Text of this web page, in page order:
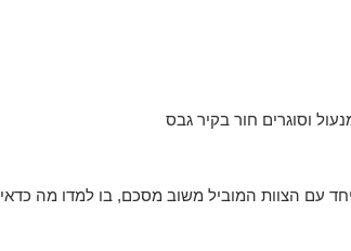
וסוגרים חור בקיר גבס
יחד עם הצוות המוביל משוב מסכם, בו למדו מה כדאי